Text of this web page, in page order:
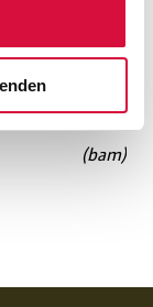
(bam)